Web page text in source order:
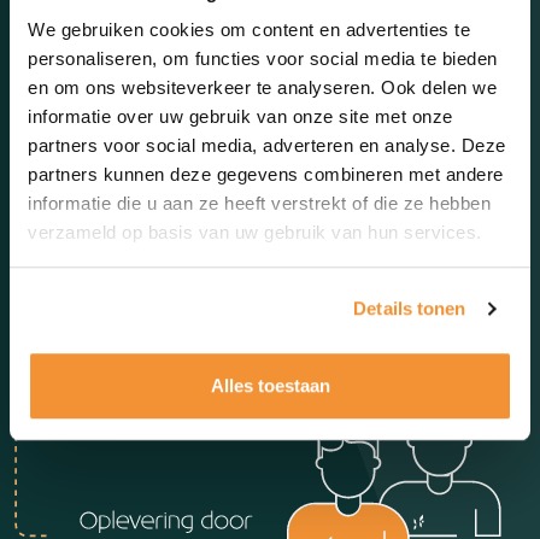
We gebruiken cookies om content en advertenties te
personaliseren, om functies voor social media te bieden
en om ons websiteverkeer te analyseren. Ook delen we
informatie over uw gebruik van onze site met onze
partners voor social media, adverteren en analyse. Deze
partners kunnen deze gegevens combineren met andere
informatie die u aan ze heeft verstrekt of die ze hebben
verzameld op basis van uw gebruik van hun services.
Details tonen
Alles toestaan